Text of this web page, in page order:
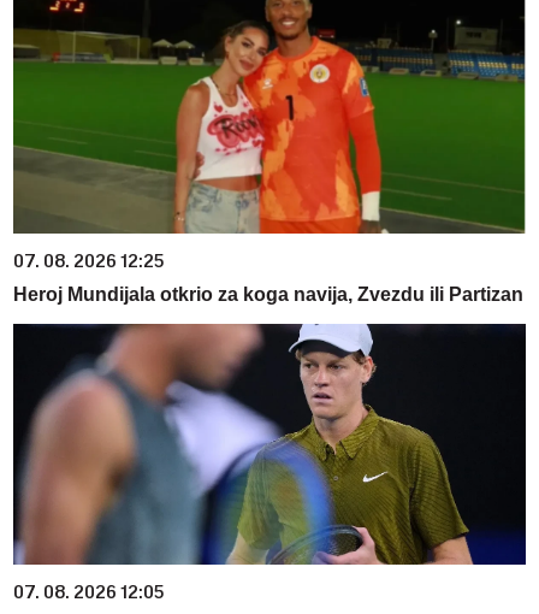
07. 08. 2026 12:25
Heroj Mundijala otkrio za koga navija, Zvezdu ili Partizan
07. 08. 2026 12:05